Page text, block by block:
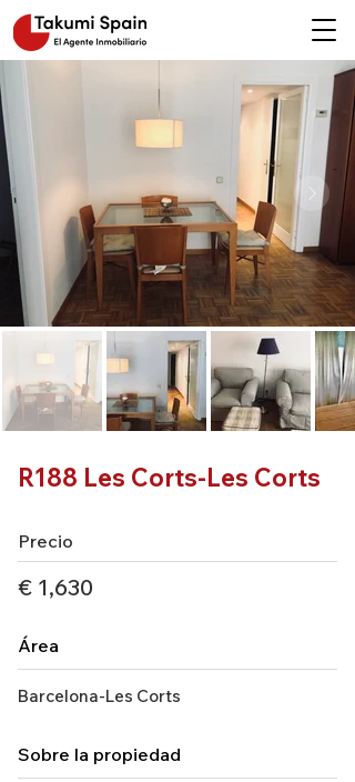
R188 Les Corts-Les Corts
Precio
€ 1,630
Área
Barcelona-Les Corts
Sobre la propiedad